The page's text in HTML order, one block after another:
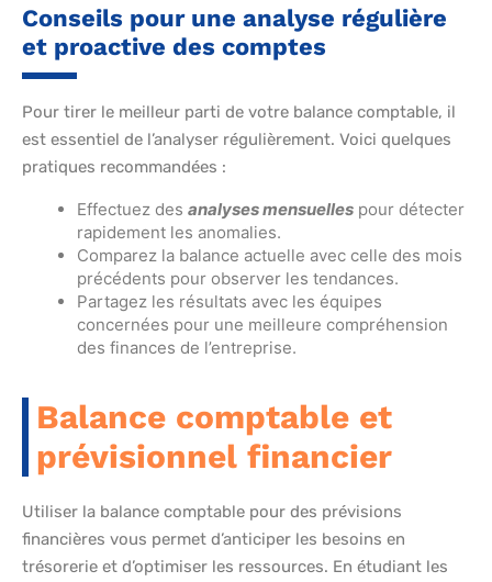
Conseils pour une analyse régulière
et proactive des comptes
Pour tirer le meilleur parti de votre balance comptable, il
est essentiel de l’analyser régulièrement. Voici quelques
pratiques recommandées :
Effectuez des analyses mensuelles pour détecter
rapidement les anomalies.
Comparez la balance actuelle avec celle des mois
précédents pour observer les tendances.
Partagez les résultats avec les équipes
concernées pour une meilleure compréhension
des finances de l’entreprise.
Balance comptable et
prévisionnel financier
Utiliser la balance comptable pour des prévisions
financières vous permet d’anticiper les besoins en
trésorerie et d’optimiser les ressources. En étudiant les